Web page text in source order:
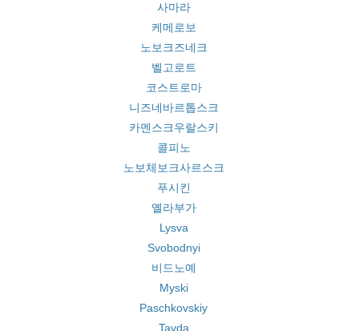
사마라
케메로보
노보크즈네크
벨고로트
코스트로마
니즈네바르톱스크
카멘스크우랄스키
콜피노
노보체보크사르스크
푸시킨
옐라부가
Lysva
Svobodnyi
비드노예
Myski
Paschkovskiy
Tavda